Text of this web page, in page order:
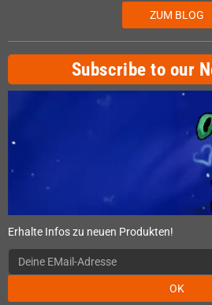
ZUM BLOG
Subscribe to our
Erhalte Infos zu neuen Produkten!
OK